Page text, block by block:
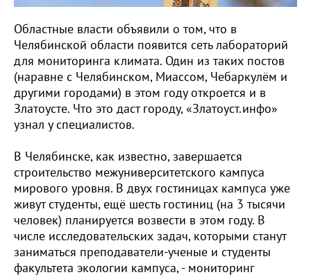
Областные власти объявили о том, что в
Челябинской области появится сеть лабораторий
для мониторинга климата. Один из таких постов
(наравне с Челябинском, Миассом, Чебаркулём и
другими городами) в этом году откроется и в
Златоусте. Что это даст городу, «Златоуст.инфо»
узнал у специалистов.
В Челябинске, как известно, завершается
строительство межуниверситетского кампуса
мирового уровня. В двух гостиницах кампуса уже
живут студенты, ещё шесть гостиниц (на 3 тысячи
человек) планируется возвести в этом году. В
числе исследовательских задач, которыми станут
заниматься преподаватели-ученые и студенты
факультета экологии кампуса, - мониторинг